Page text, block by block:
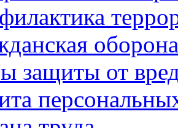
оборона
защиты от